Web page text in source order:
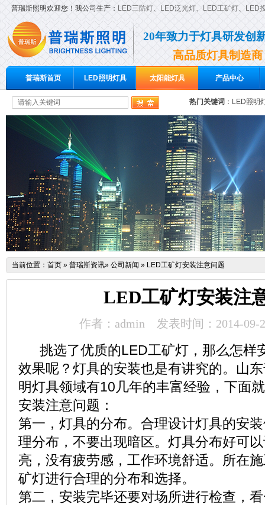
普瑞斯照明欢迎您！我公司生产： LED三防灯、 LED泛光灯、 LED工矿灯、 LED
20年致力于灯具研发创
高品质灯具制造商
普瑞斯首页 LED照明灯具 太阳能灯具 产品中心
热门关键词 ： LED照明
当前位置： 首页 » 普瑞斯资讯» 公司新闻 » LED工矿灯安装注意问题
LED工矿灯安装注
作者：admin 发表时间：2014-09-
挑选了优质的LED工矿灯，那么怎样
效果呢？灯具的安装也是有讲究的。山
明灯具领域有10几年的丰富经验，下面
安装注意问题：
第一，灯具的分布。合理设计灯具的安
理分布，不要出现暗区。灯具分布好可
亮，没有疲劳感，工作环境舒适。所在
矿灯进行合理的分布和选择。
第二，安装完毕还要对场所进行检查，